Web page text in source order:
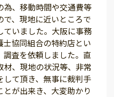
為、移動時間や交通費等
で、現地に近いところで
ていました。大阪に事務
士協同組合の特約店とい
調査を依頼しました。直
材、現地の状況等、非常
して頂き、無事に裁判手
が出来き、大変助かり